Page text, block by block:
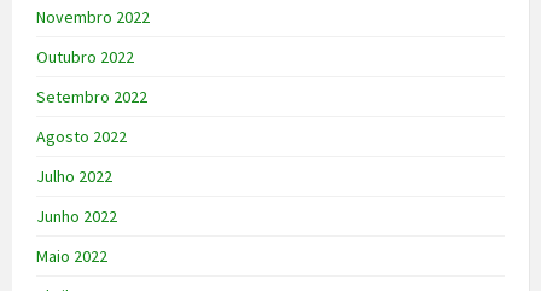
Novembro 2022
Outubro 2022
Setembro 2022
Agosto 2022
Julho 2022
Junho 2022
Maio 2022